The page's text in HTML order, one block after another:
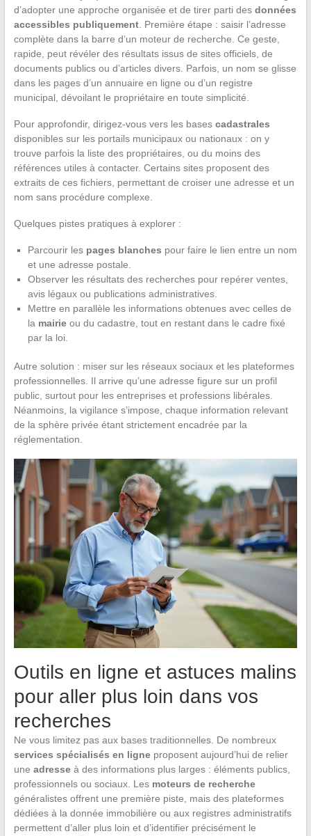
d’adopter une approche organisée et de tirer parti des données
accessibles publiquement. Première étape : saisir l’adresse
complète dans la barre d’un moteur de recherche. Ce geste,
rapide, peut révéler des résultats issus de sites officiels, de
documents publics ou d’articles divers. Parfois, un nom se glisse
dans les pages d’un annuaire en ligne ou d’un registre
municipal, dévoilant le propriétaire en toute simplicité.
Pour approfondir, dirigez-vous vers les bases cadastrales
disponibles sur les portails municipaux ou nationaux : on y
trouve parfois la liste des propriétaires, ou du moins des
références utiles à contacter. Certains sites proposent des
extraits de ces fichiers, permettant de croiser une adresse et un
nom sans procédure complexe.
Quelques pistes pratiques à explorer :
Parcourir les pages blanches pour faire le lien entre un nom
et une adresse postale.
Observer les résultats des recherches pour repérer ventes,
avis légaux ou publications administratives.
Mettre en parallèle les informations obtenues avec celles de
la mairieou du cadastre, tout en restant dans le cadre fixé
par la loi.
Autre solution : miser sur les réseaux sociaux et les plateformes
professionnelles. Il arrive qu’une adresse figure sur un profil
public, surtout pour les entreprises et professions libérales.
Néanmoins, la vigilance s’impose, chaque information relevant
de la sphère privée étant strictement encadrée par la
réglementation.
Outils en ligne et astuces malins
pour aller plus loin dans vos
recherches
Ne vous limitez pas aux bases traditionnelles. De nombreux
services spécialisés en ligneproposent aujourd’hui de relier
une adresseà des informations plus larges : éléments publics,
professionnels ou sociaux. Les moteurs de recherche
généralistes offrent une première piste, mais des plateformes
dédiées à la donnée immobilière ou aux registres administratifs
permettent d’aller plus loin et d’identifier précisément le